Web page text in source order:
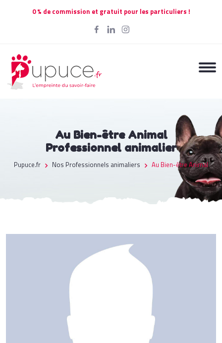
0 % de commission et gratuit pour les particuliers !
Au Bien-être Animal
Professionnel animalier
Pupuce.fr Nos Professionnels animaliers Au Bien-être Animal